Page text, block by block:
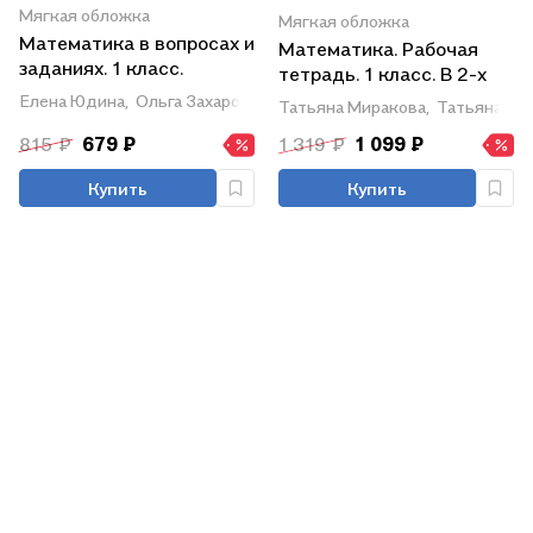
Мягкая обложка
Математика в вопросах и
заданиях. 1 класс.
Тетрадь для
самостоятельной работы
№2
Елена Юдина, Ольга Захарова
815 ₽ 679 ₽
Купить
Мягкая обложка
Математика. Рабочая
тетрадь. 1 класс. В 2-х
частях (комплект из 2
Татьяна Миракова, Татьяна
1 319 ₽ 1 099 ₽
Купить